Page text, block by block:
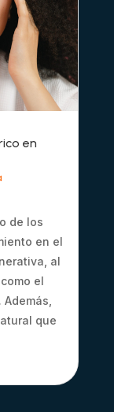
en
de los
en el
al
el
que